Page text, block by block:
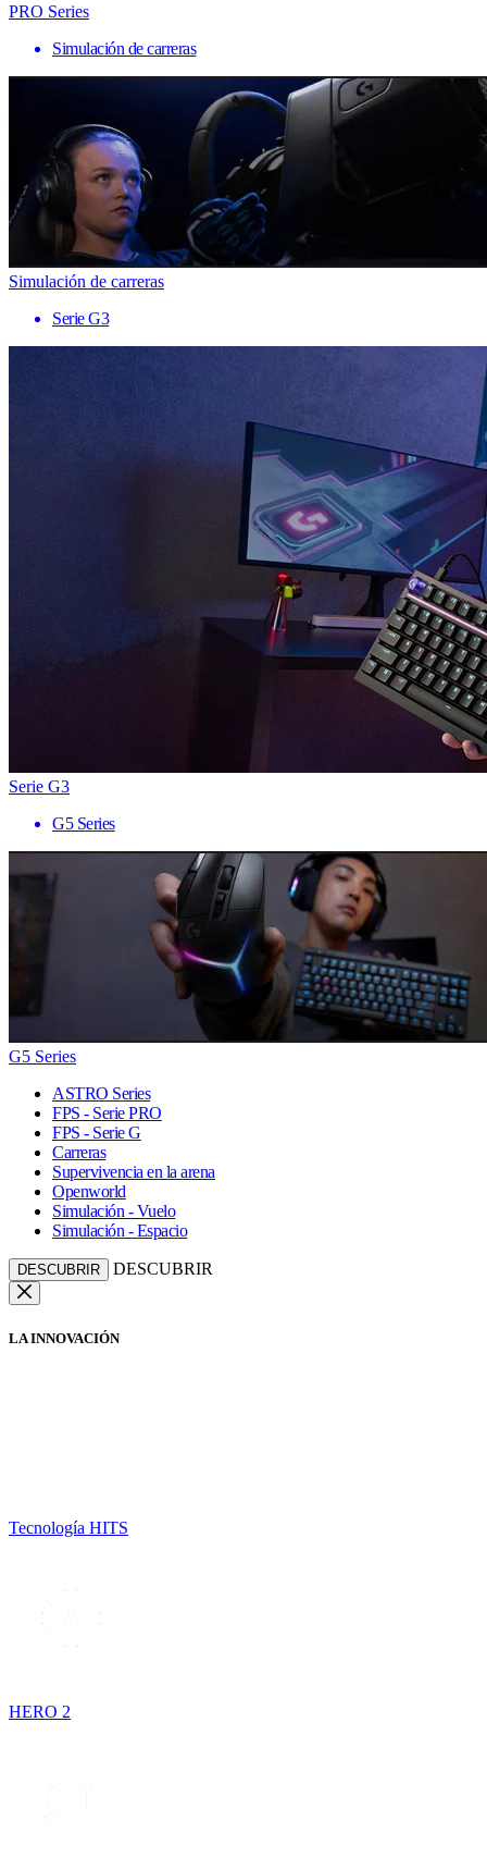
PRO Series
Simulación de carreras
Simulación de carreras
Serie G3
Serie G3
G5 Series
G5 Series
ASTRO Series
FPS - Serie PRO
FPS - Serie G
Carreras
Supervivencia en la arena
Openworld
Simulación - Vuelo
Simulación - Espacio
DESCUBRIR DESCUBRIR
LA INNOVACIÓN
Tecnología HITS
HERO 2